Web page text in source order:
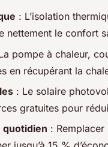
: L’isolation
nettement le confort
pompe à chaleur,
en récupérant la
: Le solaire
gratuites pour
quotidien : Remplacer